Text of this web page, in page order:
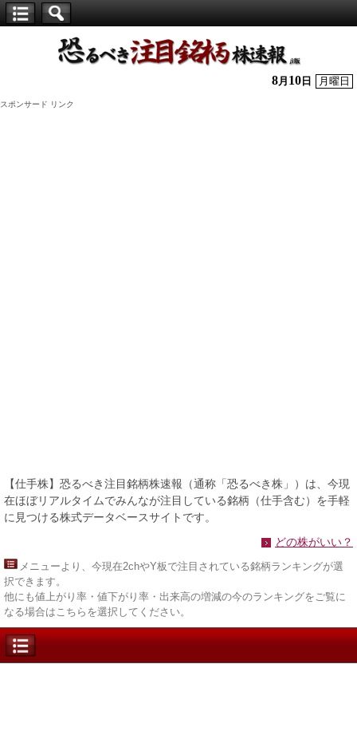
株】
8月 10 日 月曜日
スポンサード リンク
【仕手株】恐るべき注目銘柄株速報（通称「恐るべき株」）は、今現
在ほぼリアルタイムでみんなが注目している銘柄（仕手含む）を手軽
に見つける株式データベースサイトです。
どの株がいい？
メニューより、今現在2chやY板で注目されている銘柄ランキングが選
択できます。
他にも値上がり率・値下がり率・出来高の増減の今のランキングをご覧に
なる場合はこちらを選択してください。